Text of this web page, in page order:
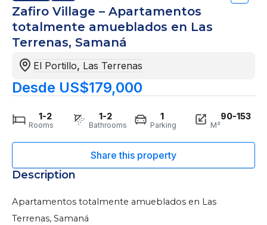
Zafiro Village – Apartamentos
totalmente amueblados en Las
Terrenas, Samaná
El Portillo, Las Terrenas
Desde US$179,000
1-2
Rooms
1-2
Bathrooms
1
Parking
90-153
M²
Description
Apartamentos totalmente amueblados en Las
Terrenas, Samaná